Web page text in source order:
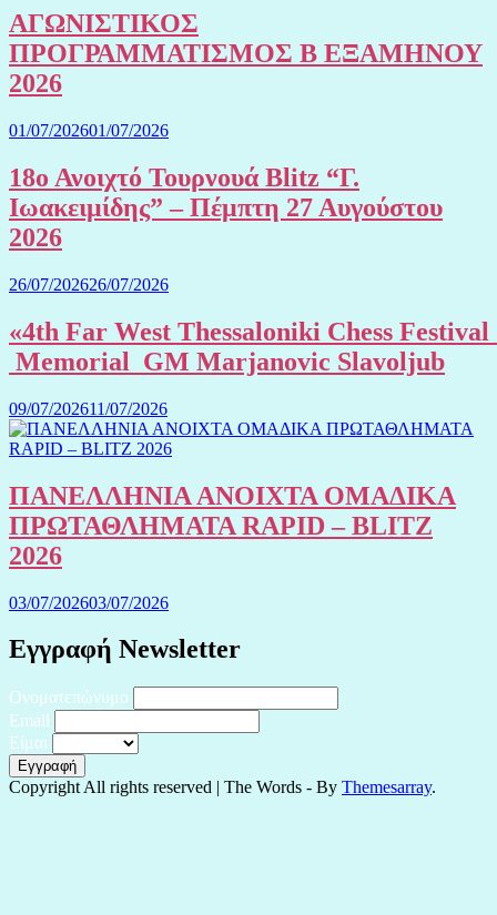
ΑΓΩΝΙΣΤΙΚΟΣ
ΠΡΟΓΡΑΜΜΑΤΙΣΜΟΣ Β ΕΞΑΜΗΝΟΥ
2026
01/07/202601/07/2026
18ο Ανοιχτό Τουρνουά Blitz “Γ.
Ιωακειμίδης” – Πέμπτη 27 Αυγούστου
2026
26/07/202626/07/2026
«4th Far West Thessaloniki Chess Festival
Memorial GM Marjanovic Slavoljub
09/07/202611/07/2026
ΠΑΝΕΛΛΗΝΙΑ ΑΝΟΙΧΤΑ ΟΜΑΔΙΚΑ
ΠΡΩΤΑΘΛΗΜΑΤΑ RAPID – BLITZ
2026
03/07/202603/07/2026
Εγγραφή Newsletter
Ονοματεπώνυμο
Email
Είμαι
Copyright All rights reserved | The Words - By Themesarray.